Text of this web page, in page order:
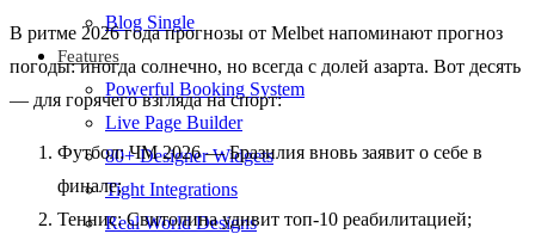
Blog Single
Features
Powerful Booking System
Live Page Builder
80+ Designer Widgets
Tight Integrations
Real World Designs
В ритме 2026 года прогнозы от Melbet напоминают прогноз
погоды: иногда солнечно, но всегда с долей азарта. Вот десять
— для горячего взгляда на спорт:
Футбол: ЧМ 2026 — Бразилия вновь заявит о себе в
финале;
Теннис: Свитолина удивит топ-10 реабилитацией;